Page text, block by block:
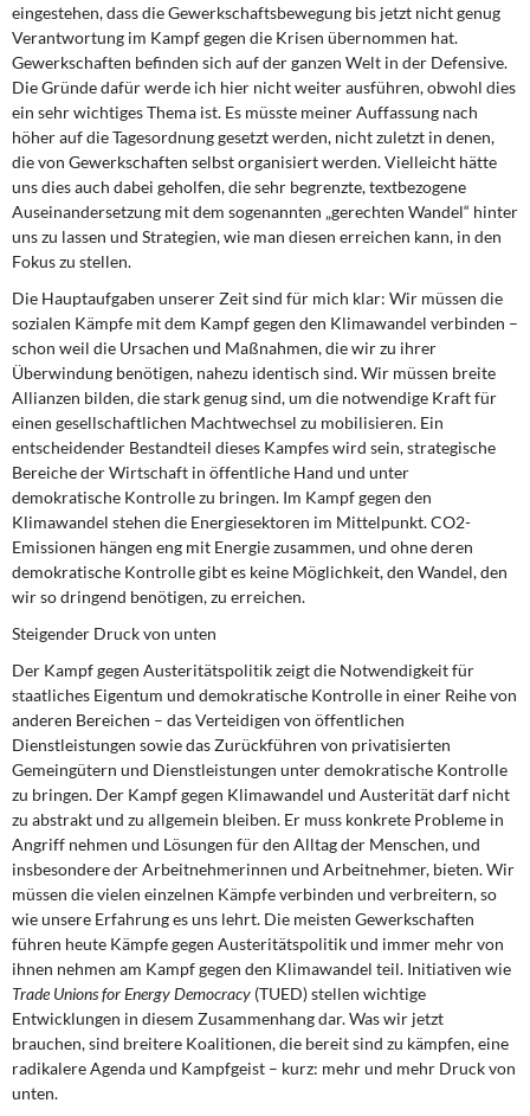
eingestehen, dass die Gewerkschaftsbewegung bis jetzt nicht genug
Verantwortung im Kampf gegen die Krisen übernommen hat.
Gewerkschaften befinden sich auf der ganzen Welt in der Defensive.
Die Gründe dafür werde ich hier nicht weiter ausführen, obwohl dies
ein sehr wichtiges Thema ist. Es müsste meiner Auffassung nach
höher auf die Tagesordnung gesetzt werden, nicht zuletzt in denen,
die von Gewerkschaften selbst organisiert werden. Vielleicht hätte
uns dies auch dabei geholfen, die sehr begrenzte, textbezogene
Auseinandersetzung mit dem sogenannten „gerechten Wandel“ hinter
uns zu lassen und Strategien, wie man diesen erreichen kann, in den
Fokus zu stellen.
Die Hauptaufgaben unserer Zeit sind für mich klar: Wir müssen die
sozialen Kämpfe mit dem Kampf gegen den Klimawandel verbinden –
schon weil die Ursachen und Maßnahmen, die wir zu ihrer
Überwindung benötigen, nahezu identisch sind. Wir müssen breite
Allianzen bilden, die stark genug sind, um die notwendige Kraft für
einen gesellschaftlichen Machtwechsel zu mobilisieren. Ein
entscheidender Bestandteil dieses Kampfes wird sein, strategische
Bereiche der Wirtschaft in öffentliche Hand und unter
demokratische Kontrolle zu bringen. Im Kampf gegen den
Klimawandel stehen die Energiesektoren im Mittelpunkt. CO2-
Emissionen hängen eng mit Energie zusammen, und ohne deren
demokratische Kontrolle gibt es keine Möglichkeit, den Wandel, den
wir so dringend benötigen, zu erreichen.
Steigender Druck von unten
Der Kampf gegen Austeritätspolitik zeigt die Notwendigkeit für
staatliches Eigentum und demokratische Kontrolle in einer Reihe von
anderen Bereichen – das Verteidigen von öffentlichen
Dienstleistungen sowie das Zurückführen von privatisierten
Gemeingütern und Dienstleistungen unter demokratische Kontrolle
zu bringen. Der Kampf gegen Klimawandel und Austerität darf nicht
zu abstrakt und zu allgemein bleiben. Er muss konkrete Probleme in
Angriff nehmen und Lösungen für den Alltag der Menschen, und
insbesondere der Arbeitnehmerinnen und Arbeitnehmer, bieten. Wir
müssen die vielen einzelnen Kämpfe verbinden und verbreitern, so
wie unsere Erfahrung es uns lehrt. Die meisten Gewerkschaften
führen heute Kämpfe gegen Austeritätspolitik und immer mehr von
ihnen nehmen am Kampf gegen den Klimawandel teil. Initiativen wie
Trade Unions for Energy Democracy (TUED) stellen wichtige
Entwicklungen in diesem Zusammenhang dar. Was wir jetzt
brauchen, sind breitere Koalitionen, die bereit sind zu kämpfen, eine
radikalere Agenda und Kampfgeist – kurz: mehr und mehr Druck von
unten.